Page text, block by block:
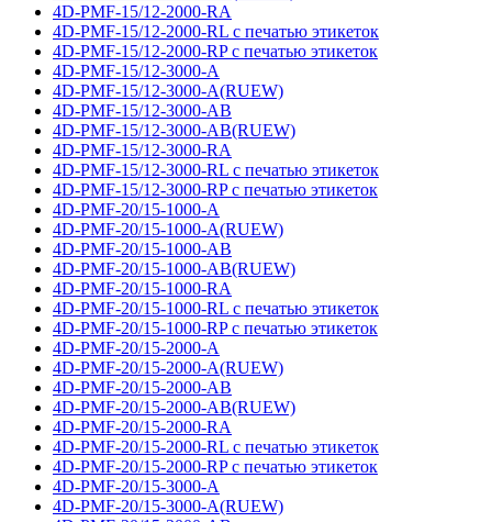
4D-PMF-15/12-2000-RA
4D-PMF-15/12-2000-RL с печатью этикеток
4D-PMF-15/12-2000-RP с печатью этикеток
4D-PMF-15/12-3000-A
4D-PMF-15/12-3000-A(RUEW)
4D-PMF-15/12-3000-AB
4D-PMF-15/12-3000-AB(RUEW)
4D-PMF-15/12-3000-RA
4D-PMF-15/12-3000-RL с печатью этикеток
4D-PMF-15/12-3000-RP с печатью этикеток
4D-PMF-20/15-1000-A
4D-PMF-20/15-1000-A(RUEW)
4D-PMF-20/15-1000-AB
4D-PMF-20/15-1000-AB(RUEW)
4D-PMF-20/15-1000-RA
4D-PMF-20/15-1000-RL с печатью этикеток
4D-PMF-20/15-1000-RP с печатью этикеток
4D-PMF-20/15-2000-A
4D-PMF-20/15-2000-A(RUEW)
4D-PMF-20/15-2000-AB
4D-PMF-20/15-2000-AB(RUEW)
4D-PMF-20/15-2000-RA
4D-PMF-20/15-2000-RL с печатью этикеток
4D-PMF-20/15-2000-RP с печатью этикеток
4D-PMF-20/15-3000-A
4D-PMF-20/15-3000-A(RUEW)